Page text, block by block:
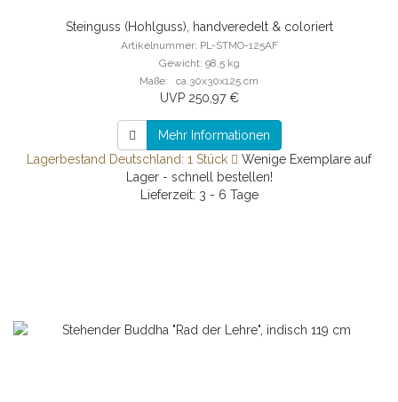
Steinguss (Hohlguss), handveredelt & coloriert
Artikelnummer: PL-STMO-125AF
Gewicht: 98.5 kg
Maße: ca.30x30x125 cm
UVP 250,97 €
Mehr Informationen
Lagerbestand Deutschland: 1 Stück
Wenige Exemplare auf
Lager - schnell bestellen!
Lieferzeit: 3 - 6 Tage